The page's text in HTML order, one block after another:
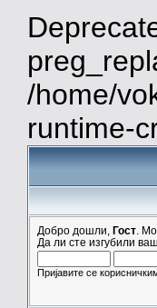
/home/
runtime-
Добро дошли, Гост .
Да ли сте изгубили ваш
Пријавите се